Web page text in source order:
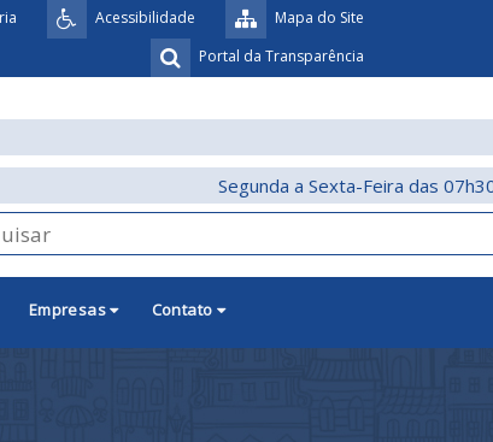
Mapa do Site
Acessibilidade
Portal da Transparência
Segunda a Sexta-Feira das
Empresas Contato